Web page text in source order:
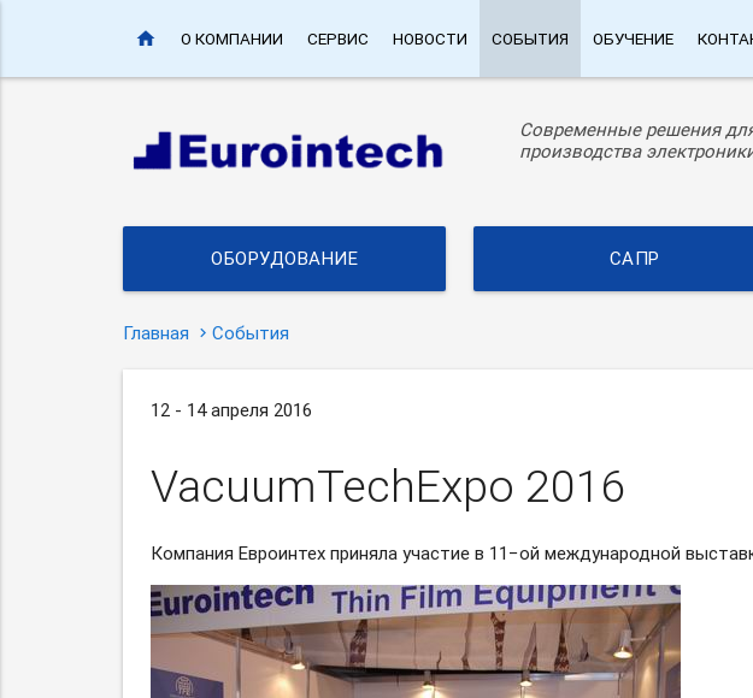
home О КОМПАНИИ СЕРВИС НОВОСТИ СОБЫТИЯ ОБУЧЕНИЕ
Современные решения
производства
ОБОРУДОВАНИЕ САПР
Главная События
12 - 14 апреля 2016
VacuumTechExpo 2016
Компания Евроинтех приняла участие в 11−ой международной